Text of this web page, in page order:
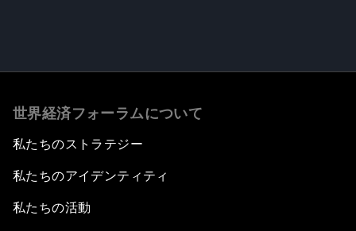
世界経済フォーラムについて
私たちのストラテジー
私たちのアイデンティティ
私たちの活動